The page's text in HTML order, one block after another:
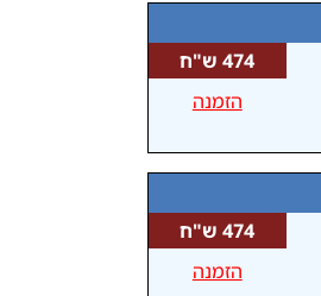
474 ש"ח
הזמנה
474 ש"ח
הזמנה